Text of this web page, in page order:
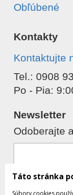
Obľúbené
Kontakty
Kontaktujte
Tel.: 0908
Po - Pia:
Newsletter
Odoberajte
Táto stránka
Súbory cookies